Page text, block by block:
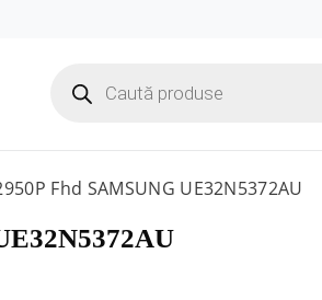
search
Fhd SAMSUNG UE32N5372AU